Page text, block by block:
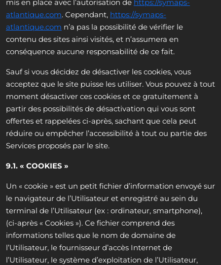
mis en place avec l’autorisation de https://symaps-
atlantique.com. Cependant, https://symaps-
atlantique.com n’a pas la possibilité de vérifier le
contenu des sites ainsi visités, et n’assumera en
conséquence aucune responsabilité de ce fait.
Sauf si vous décidez de désactiver les cookies, vous
acceptez que le site puisse les utiliser. Vous pouvez à tout
moment désactiver ces cookies et ce gratuitement à
partir des possibilités de désactivation qui vous sont
offertes et rappelées ci-après, sachant que cela peut
réduire ou empêcher l’accessibilité à tout ou partie des
Services proposés par le site.
9.1. « COOKIES »
Un « cookie » est un petit fichier d’information envoyé sur
le navigateur de l’Utilisateur et enregistré au sein du
terminal de l’Utilisateur (ex : ordinateur, smartphone),
(ci-après « Cookies »). Ce fichier comprend des
informations telles que le nom de domaine de
l’Utilisateur, le fournisseur d’accès Internet de
l’Utilisateur, le système d’exploitation de l’Utilisateur,